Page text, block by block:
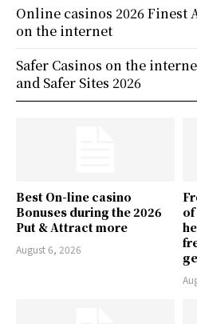
Best On-line casino
Bonuses during the 2026
Put & Attract more
August 6, 2026
Online casinos 2026 Finest
on the internet
Safer Casinos on the
and Safer Sites 2026